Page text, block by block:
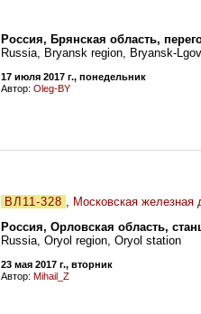
Россия, Брянская область,
Russia, Bryansk region, Bryansk-
17 июля 2017 г., понедельник
Автор: Oleg-BY
ВЛ11-328 , Московская железная
Россия, Орловская область,
Russia, Oryol region, Oryol station
23 мая 2017 г., вторник
Автор: Mihail_Z